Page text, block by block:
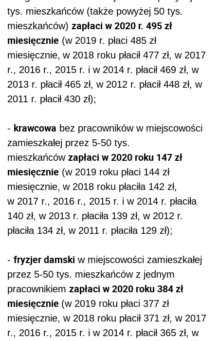
tys. mieszkańców (także powyżej 50 tys.
mieszkańców) zapłaci w 2020 r. 495 zł
miesięcznie (w 2019 r. płaci 485 zł
miesięcznie, w 2018 roku płacił 477 zł, w 2017
r., 2016 r., 2015 r. i w 2014 r. płacił 469 zł, w
2013 r. płacił 465 zł, w 2012 r. płacił 448 zł, w
2011 r. płacił 430 zł);
- krawcowa bez pracowników w miejscowości
zamieszkałej przez 5-50 tys.
mieszkańców zapłaci w 2020 roku 147 zł
miesięcznie (w 2019 roku płaci 144 zł
miesięcznie, w 2018 roku płaciła 142 zł,
w 2017 r., 2016 r., 2015 r. i w 2014 r. płaciła
140 zł, w 2013 r. płaciła 139 zł, w 2012 r.
płaciła 134 zł, w 2011 r. płaciła 129 zł);
- fryzjer damski w miejscowości zamieszkałej
przez 5-50 tys. mieszkańców z jednym
pracownikiem zapłaci w 2020 roku 384 zł
miesięcznie (w 2019 roku płaci 377 zł
miesięcznie, w 2018 roku płacił 371 zł, w 2017
r., 2016 r., 2015 r. i w 2014 r. płacił 365 zł, w